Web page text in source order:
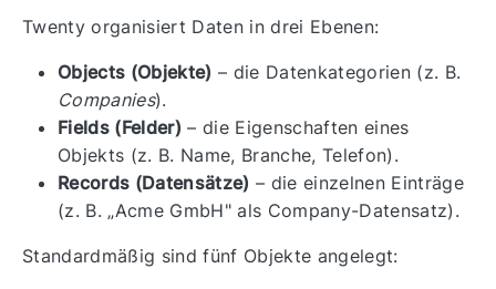
Twenty organisiert Daten in drei Ebenen:
Objects (Objekte) – die Datenkategorien (z. B.
Companies).
Fields (Felder) – die Eigenschaften eines
Objekts (z. B. Name, Branche, Telefon).
Records (Datensätze) – die einzelnen Einträge
(z. B. „Acme GmbH" als Company-Datensatz).
Standardmäßig sind fünf Objekte angelegt: